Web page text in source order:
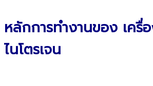
หลักการทำงานของ เครื่
ไนโตรเจน